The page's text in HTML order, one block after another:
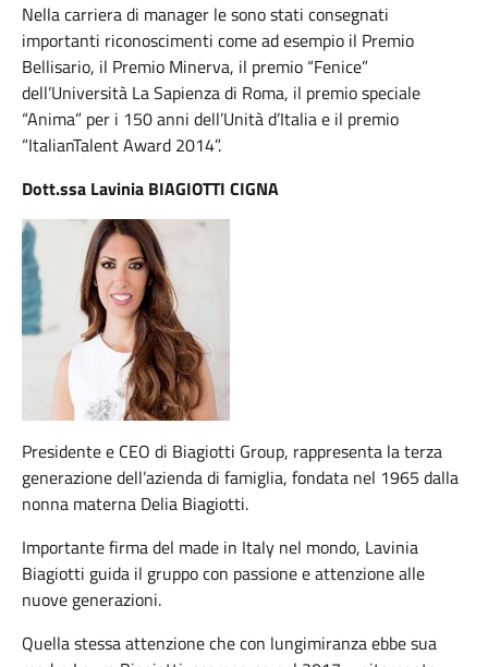
Nella carriera di manager le sono stati consegnati
importanti riconoscimenti come ad esempio il Premio
Bellisario, il Premio Minerva, il premio “Fenice”
dell’Università La Sapienza di Roma, il premio speciale
“Anima” per i 150 anni dell’Unità d’Italia e il premio
“ItalianTalent Award 2014”.
Dott.ssa Lavinia BIAGIOTTI CIGNA
Presidente e CEO di Biagiotti Group, rappresenta la terza
generazione dell’azienda di famiglia, fondata nel 1965 dalla
nonna materna Delia Biagiotti.
Importante firma del made in Italy nel mondo, Lavinia
Biagiotti guida il gruppo con passione e attenzione alle
nuove generazioni.
Quella stessa attenzione che con lungimiranza ebbe sua